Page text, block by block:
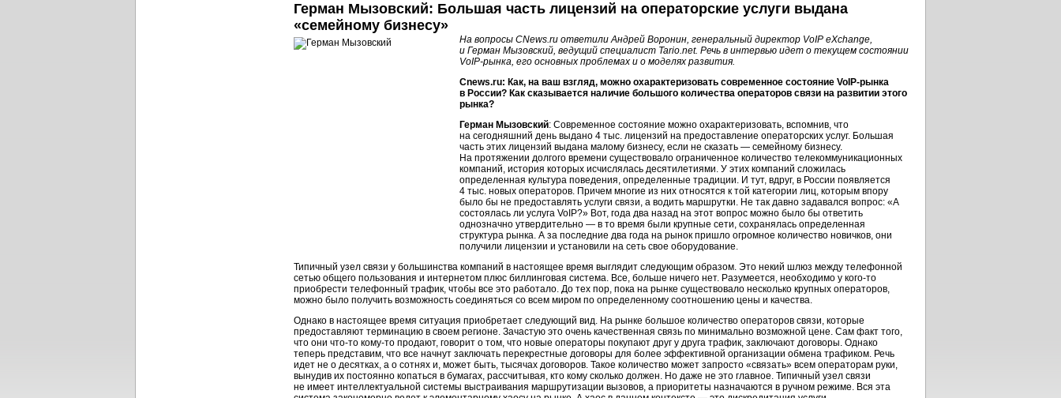
Герман Мызовский: Большая часть лицензий на операторские услуги выдана
«семейному бизнесу»
На вопросы CNews.ru ответили Андрей Воронин, генеральный директор VoIP eXchange,
и Герман Мызовский, ведущий специалист Tario.net. Речь в интервью идет о текущем состоянии
VoIP-рынка, его основных проблемах и о моделях развития.
Cnews.ru: Как, на ваш взгляд, можно охарактеризовать современное состояние VoIP-рынка
в России? Как сказывается наличие большого количества операторов связи на развитии этого
рынка?
Герман Мызовский: Современное состояние можно охарактеризовать, вспомнив, что
на сегодняшний день выдано 4 тыс. лицензий на предоставление операторских услуг. Большая
часть этих лицензий выдана малому бизнесу, если не сказать — семейному бизнесу.
На протяжении долгого времени существовало ограниченное количество телекоммуникационных
компаний, история которых исчислялась десятилетиями. У этих компаний сложилась
определенная культура поведения, определенные традиции. И тут, вдруг, в России появляется
4 тыс. новых операторов. Причем многие из них относятся к той категории лиц, которым впору
было бы не предоставлять услуги связи, а водить маршрутки. Не так давно задавался вопрос: «А
состоялась ли услуга VoIP?» Вот, года два назад на этот вопрос можно было бы ответить
однозначно утвердительно — в то время были крупные сети, сохранялась определенная
структура рынка. А за последние два года на рынок пришло огромное количество новичков, они
получили лицензии и установили на сеть свое оборудование.
Типичный узел связи у большинства компаний в настоящее время выглядит следующим образом. Это некий шлюз между телефонной
сетью общего пользования и интернетом плюс биллинговая система. Все, больше ничего нет. Разумеется, необходимо у кого-то
приобрести телефонный трафик, чтобы все это работало. До тех пор, пока на рынке существовало несколько крупных операторов,
можно было получить возможность соединяться со всем миром по определенному соотношению цены и качества.
Однако в настоящее время ситуация приобретает следующий вид. На рынке большое количество операторов связи, которые
предоставляют терминацию в своем регионе. Зачастую это очень качественная связь по минимально возможной цене. Сам факт того,
что они что-то кому-то продают, говорит о том, что новые операторы покупают друг у друга трафик, заключают договоры. Однако
теперь представим, что все начнут заключать перекрестные договоры для более эффективной организации обмена трафиком. Речь
идет не о десятках, а о сотнях и, может быть, тысячах договоров. Такое количество может запросто «связать» всем операторам руки,
вынудив их постоянно копаться в бумагах, рассчитывая, кто кому сколько должен. Но даже не это главное. Типичный узел связи
не имеет интеллектуальной системы выстраивания маршрутизации вызовов, а приоритеты назначаются в ручном режиме. Вся эта